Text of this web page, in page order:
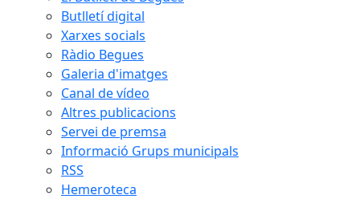
Butlletí digital
Xarxes socials
Ràdio Begues
Galeria d'imatges
Canal de vídeo
Altres publicacions
Servei de premsa
Informació Grups municipals
RSS
Hemeroteca